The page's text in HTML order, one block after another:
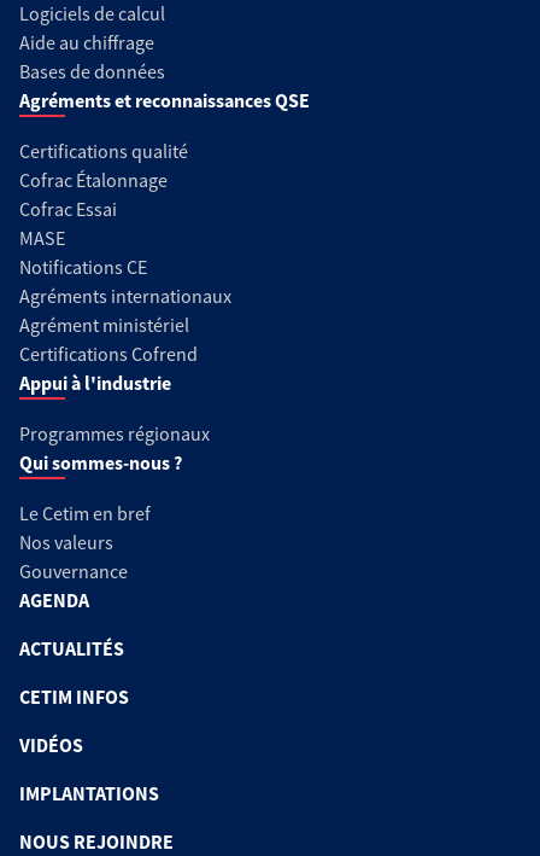
Logiciels de calcul
Aide au chiffrage
Bases de données
Agréments et reconnaissances QSE
Certifications qualité
Cofrac Étalonnage
Cofrac Essai
MASE
Notifications CE
Agréments internationaux
Agrément ministériel
Certifications Cofrend
Appui à l'industrie
Programmes régionaux
Qui sommes-nous ?
Le Cetim en bref
Nos valeurs
Gouvernance
AGENDA
ACTUALITÉS
CETIM INFOS
VIDÉOS
IMPLANTATIONS
NOUS REJOINDRE